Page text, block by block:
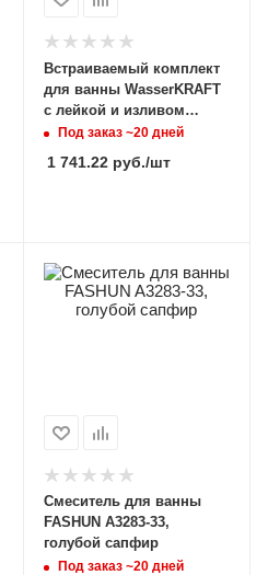
Встраиваемый комплект
для ванны WasserKRAFT
с лейкой и изливом
A6451.296.298.275.100.276
Под заказ ~20 дней
1 741.22руб./шт
Смеситель для ванны
FASHUN A3283-33,
голубой сапфир
Под заказ ~20 дней